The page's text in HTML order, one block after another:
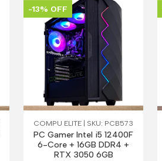
-13% OFF
COMPU ELITE | SKU: PCB573
PC Gamer Intel i5 12400F
6-Core + 16GB DDR4 +
RTX 3050 6GB